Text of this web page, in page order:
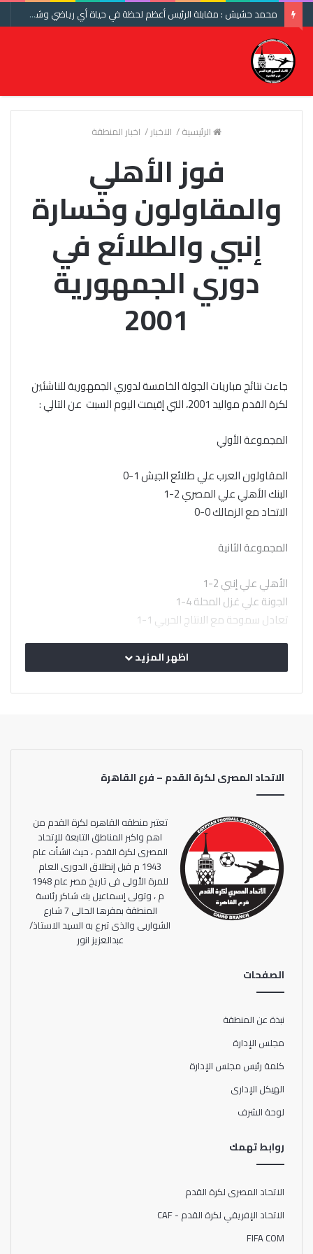
محمد حشيش : مقابلة الرئيس أعظم لحظة في حياة أي رياضي وشكرا اتحاد الكرة ومنتخب مصر
الرئيسية/ الاخبار/ اخبار المنطقة
فوز الأهلي
والمقاولون وخسارة
إنبي والطلائع في
دوري الجمهورية
2001
جاءت نتائج مباريات الجولة الخامسة لدوري الجمهورية للناشئين
لكرة القدم مواليد 2001، التي إقيمت اليوم السبت عن التالي :
المجموعة الأولي
المقاولون العرب علي طلائع الجيش 1-0
البنك الأهلي علي المصري 2-1
الاتحاد مع الزمالك 0-0
المجموعة الثانية
الأهلي علي إنبي 2-1
الجونة علي غزل المحلة 4-1
تعادل سموحة مع الانتاج الحربي 1-1
إقرأ أيضا
المجموعة الثالثة
بيراميدز مع مصر المقاصة 0-0
الاسماعيلي علي سيراميكا 1-0
اظهر المزيد
الاتحاد المصرى لكرة القدم – فرع القاهرة
تعتبر منطقه القاهره لكرة القدم من
اهم واكبر المناطق التابعة للإتحاد
المصرى لكرة القدم ، حيث انشأت عام
1943 م قبل إنطلاق الدورى العام
للمرة الأولى فى تاريخ مصر عام 1948
م ، وتولى إسماعيل بك شاكر رئاسة
المنطقة بمقرها الحالى 7 شارع
الشواربى والذى تبرع به السيد الاستاذ/
عبدالعزيز انور
الصفحات
نبذة عن المنطقة
مجلس الإدارة
كلمة رئيس مجلس الإدارة
الهيكل الإدارى
لوحة الشرف
روابط تهمك
الاتحاد المصرى لكرة القدم
الاتحاد الإفريقي لكرة القدم - CAF
FIFA COM